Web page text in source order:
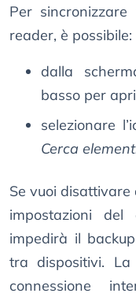
Per
reader, è possibile:
dalla
basso per
selezionare
Cerca
Se vuoi
impostazioni del
impedirà il
tra dispositivi. La
connessione